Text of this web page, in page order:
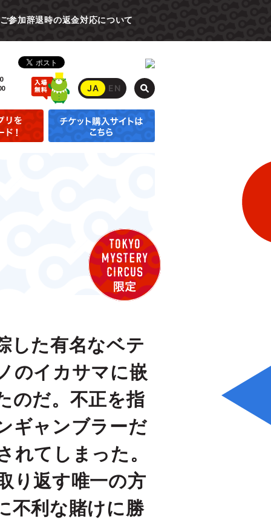
参加辞退時の返金対応について
JA EN
した有名なベテ
のイカサマに嵌
のだ。不正を指
ギャンブラーだ
れてしまった。
り返す唯一の方
不利な賭けに勝